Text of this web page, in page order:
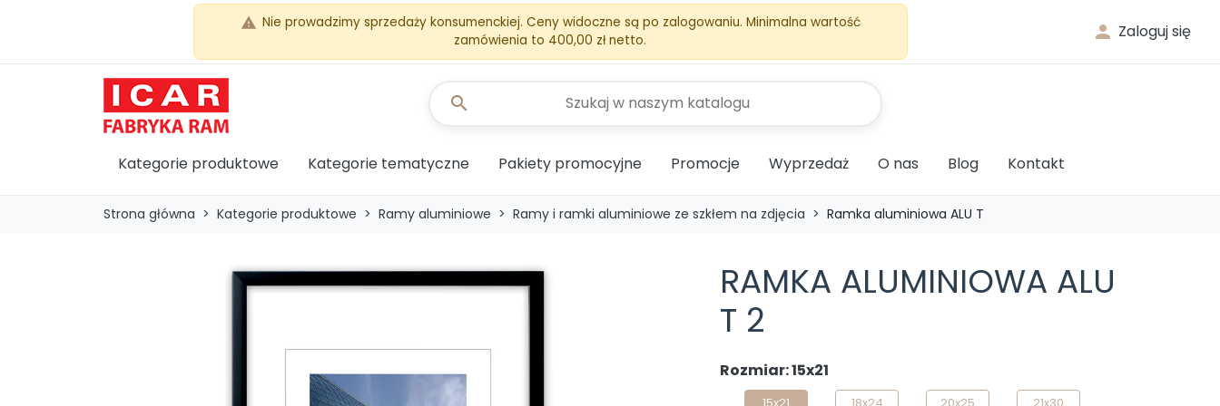
 Zaloguj się
warning Nie prowadzimy sprzedaży konsumenckiej. Ceny widoczne są po zalogowaniu. Minimalna wartość
zamówienia to 400,00 zł netto.
Kategorie produktowe Kategorie tematyczne Pakiety promocyjne Promocje Wyprzedaż O nas Blog Kontakt
search
Strona główna Kategorie produktowe Ramy aluminiowe Ramy i ramki aluminiowe ze szkłem na zdjęcia Ramka aluminiowa ALU T
RAMKA ALUMINIOWA ALU
T 2
Rozmiar: 15x21